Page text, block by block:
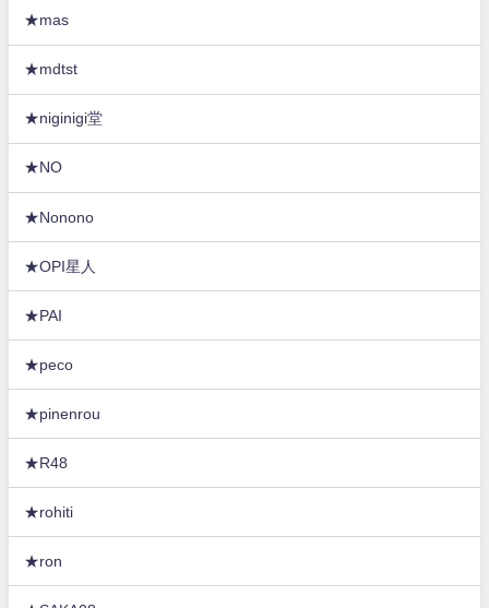
★mas
★mdtst
★niginigi堂
★NO
★Nonono
★OPI星人
★PAI
★peco
★pinenrou
★R48
★rohiti
★ron